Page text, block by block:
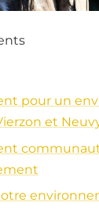
pour un
et